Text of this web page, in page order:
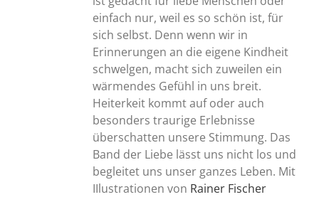
einfach nur, weil es so schön ist, für
sich selbst. Denn wenn wir in
Erinnerungen an die eigene Kindheit
schwelgen, macht sich zuweilen ein
wärmendes Gefühl in uns breit.
Heiterkeit kommt auf oder auch
besonders traurige Erlebnisse
überschatten unsere Stimmung. Das
Band der Liebe lässt uns nicht los und
begleitet uns unser ganzes Leben. Mit
IIlustrationen von Rainer Fischer